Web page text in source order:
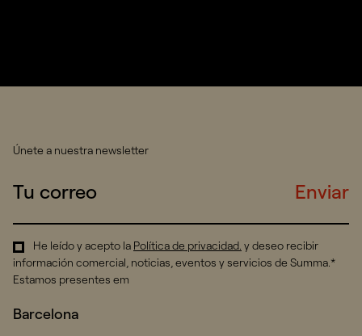
Únete a nuestra newsletter
Enviar
He leído y acepto la Política de privacidad. y deseo recibir
información comercial, noticias, eventos y servicios de Summa.*
Estamos presentes em
Barcelona